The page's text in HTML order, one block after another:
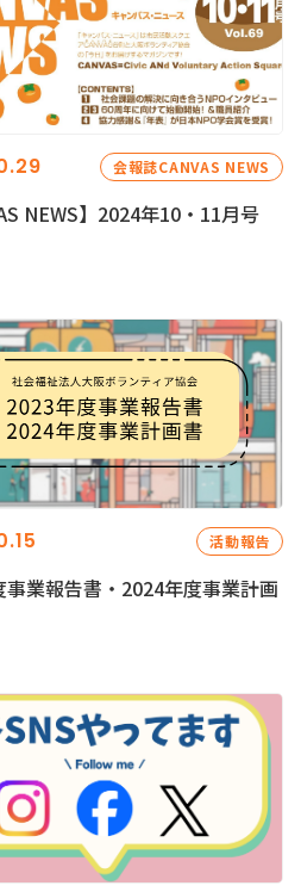
会報誌CANVAS NEWS
NEWS】2024年10・11月号
活動報告
事業報告書・2024年度事業計画